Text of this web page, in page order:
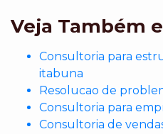
Veja Também
Consultoria para
itabuna
Resolucao de
Consultoria para
Consultoria de